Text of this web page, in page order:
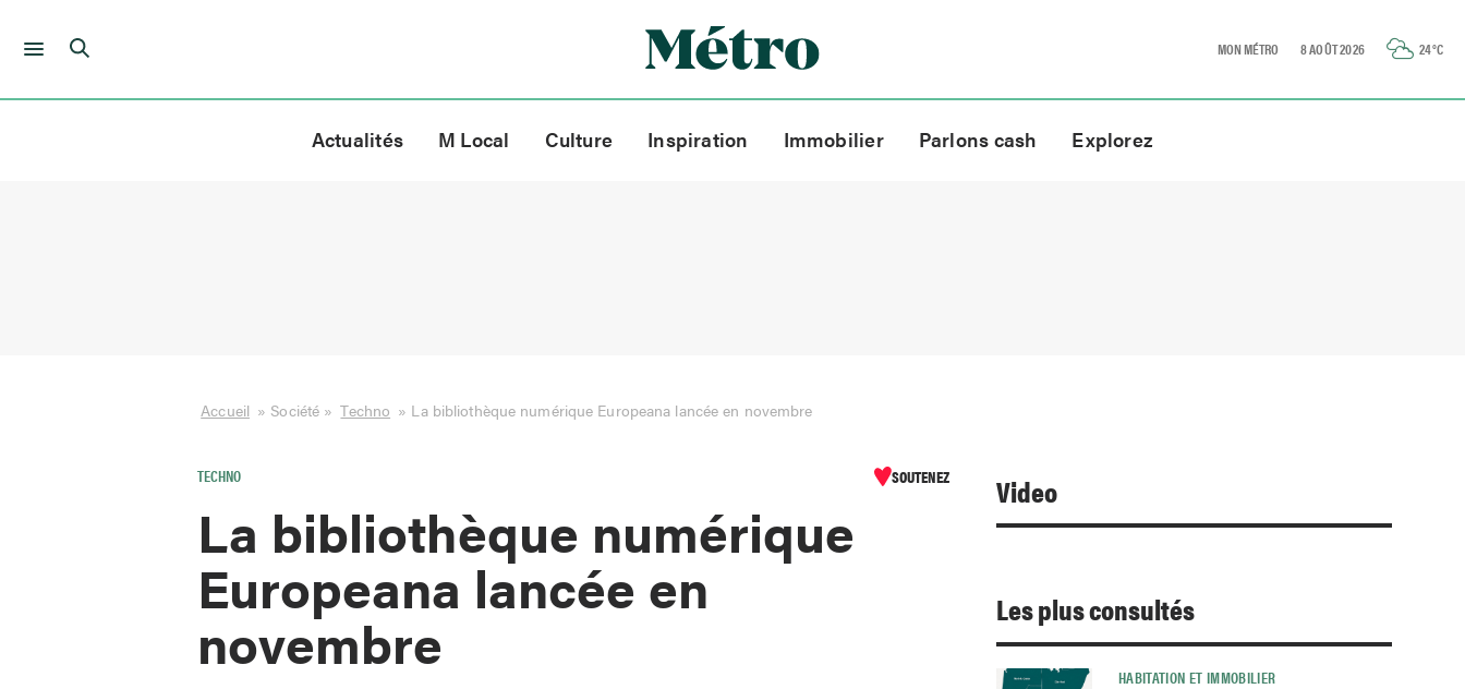
Skip
MON MÉTRO 8 AOÛT 2026 24°C
Actualités M Local Culture Inspiration Immobilier Parlons cash Explorez
Accueil » Société » Techno » La bibliothèque numérique Europeana lancée en novembre
TECHNO SOUTENEZ
La bibliothèque numérique
Europeana lancée en
novembre
Video
Les plus consultés
HABITATION ET IMMOBILIER